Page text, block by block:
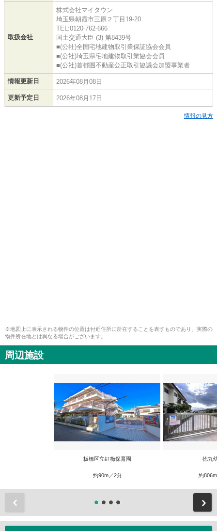
取扱会社
株式会社マイタウン
埼玉県朝霞市三原２丁目19-20
TEL:0120-762-666
国土交通大臣 (3) 第8439号
■(公社)全国宅地建物取引業保証協会会員
■(公社)埼玉県宅地建物取引業協会会員
■(公社)首都圏不動産公正取引協議会加盟事業者
情報更新日 2026年08月08日
更新予定日 2026年08月17日
情報の見方
※地図上に表示される物件の位置は付近住所に所在することを表すものであり、実際の
物件所在地とは異なる場合がございます。
周辺施設
板橋区立紅梅保育園
約90m／2分
徳丸
約